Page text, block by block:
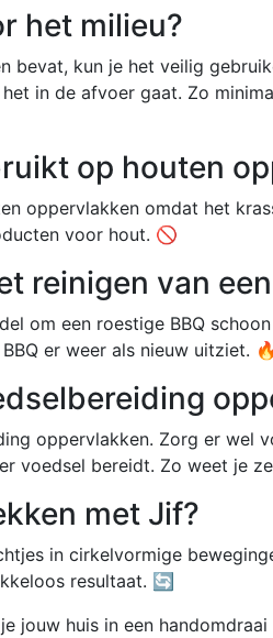
het milieu?
bevat, kun je het veilig
in de afvoer gaat. Zo
op houten
oppervlakken omdat het
voor hout. 🚫
reinigen van
om een roestige BBQ
er weer als nieuw uitziet. 🔥
oppervlakken. Zorg er wel
voedsel bereidt. Zo weet je
met Jif?
in cirkelvormige
resultaat. 🔄
jouw huis in een